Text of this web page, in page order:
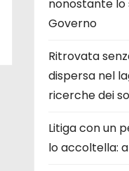
nonostante lo
Governo
Ritrovata
dispersa nel
ricerche dei
Litiga con un
lo accoltella: